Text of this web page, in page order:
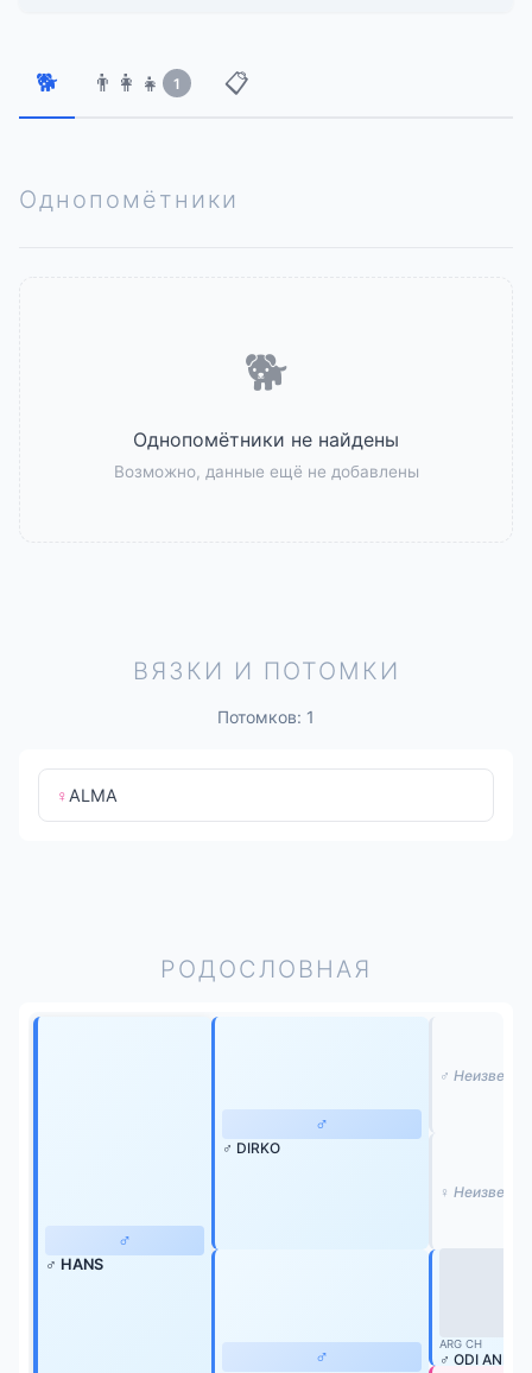
🐕 👨‍👩‍👧 1 📋
Однопомётники
🐕
Однопомётники не найдены
Возможно, данные ещё не добавлены
ВЯЗКИ И ПОТОМКИ
Потомков: 1
♀ ALMA
РОДОСЛОВНАЯ
♂
♂ HANS
♂
♂ DIRKO
♂
♂
♀
ARG CH
♂ ODI